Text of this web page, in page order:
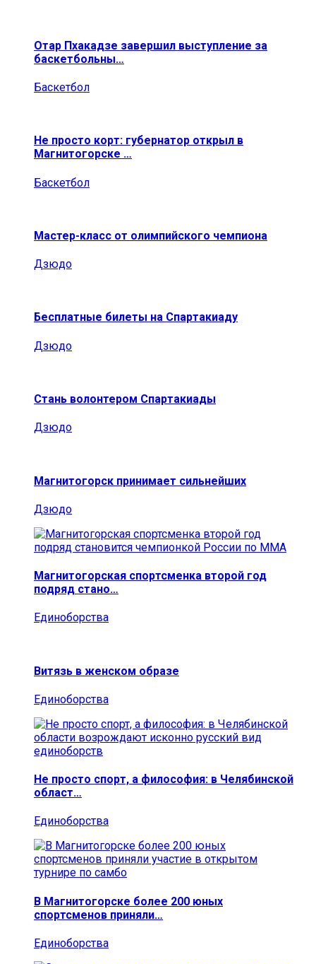
Отар Пхакадзе завершил выступление за
баскетбольны…
Баскетбол
Не просто корт: губернатор открыл в
Магнитогорске …
Баскетбол
Мастер-класс от олимпийского чемпиона
Дзюдо
Бесплатные билеты на Спартакиаду
Дзюдо
Стань волонтером Спартакиады
Дзюдо
Магнитогорск принимает сильнейших
Дзюдо
Магнитогорская спортсменка второй год
подряд стано…
Единоборства
Витязь в женском образе
Единоборства
Не просто спорт, а философия: в Челябинской
област…
Единоборства
В Магнитогорске более 200 юных
спортсменов приняли…
Единоборства